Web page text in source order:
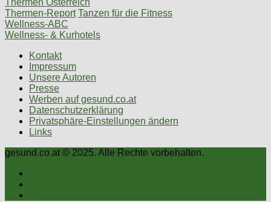
Thermen-Report Tanzen für die Fitness
Wellness-ABC
Wellness- & Kurhotels
Kontakt
Impressum
Unsere Autoren
Presse
Werben auf gesund.co.at
Datenschutzerklärung
Privatsphäre-Einstellungen ändern
Links
gesund.co.at © 2025. Alle Rechte vorbehalten.